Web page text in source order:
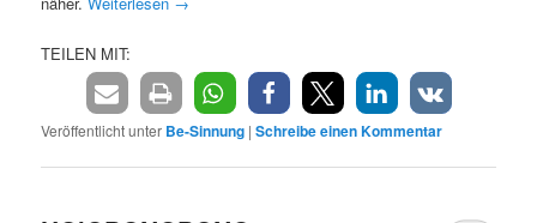
TEILEN MIT:
Veröffentlicht unter Be-Sinnung |Schreibe einen Kommentar